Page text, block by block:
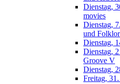
Dienstag,
movies
Dienstag,
und
Dienstag,
Dienstag,
Groove V
Dienstag,
Freitag,